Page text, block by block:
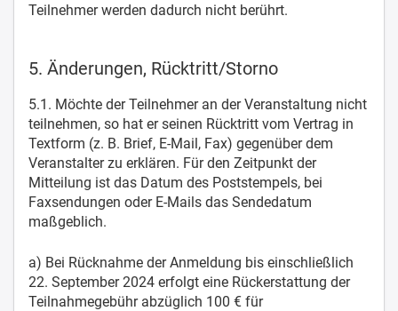
Teilnehmer werden dadurch nicht berührt.
5. Änderungen, Rücktritt/Storno
5.1. Möchte der Teilnehmer an der Veranstaltung nicht
teilnehmen, so hat er seinen Rücktritt vom Vertrag in
Textform (z. B. Brief, E-Mail, Fax) gegenüber dem
Veranstalter zu erklären. Für den Zeitpunkt der
Mitteilung ist das Datum des Poststempels, bei
Faxsendungen oder E-Mails das Sendedatum
maßgeblich.
a) Bei Rücknahme der Anmeldung bis einschließlich
22. September 2024 erfolgt eine Rückerstattung der
Teilnahmegebühr abzüglich 100 € für